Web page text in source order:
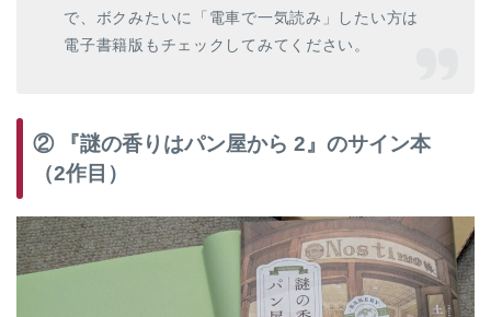
で、ボクみたいに「電車で一気読み」したい方は
電子書籍版もチェックしてみてください。
② 『謎の香りはパン屋から 2』のサイン本
（2作目）